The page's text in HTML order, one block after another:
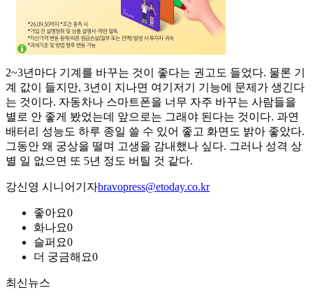
2~3년마다 기계를 바꾸는 것이 좋다는 권고도 들었다. 물론 기
계 값이 들지만, 3년이 지나면 여기저기 기능에 문제가 생긴다
는 것이다. 자동차나 스마트폰을 너무 자주 바꾸는 사람들을
별로 안 좋게 봤었는데 앞으로는 그래야 된다는 것이다. 과연
배터리 성능도 하루 종일 쓸 수 있어 좋고 화면도 밝아 좋았다.
그동안 왜 궁상을 떨며 고생을 감내했나 싶다. 그러나 성격 상
별 일 없으면 또 5년 정도 버틸 것 같다.
강신영 시니어기자bravopress@etoday.co.kr
좋아요0
화나요0
슬퍼요0
더 궁금해요0
최신뉴스